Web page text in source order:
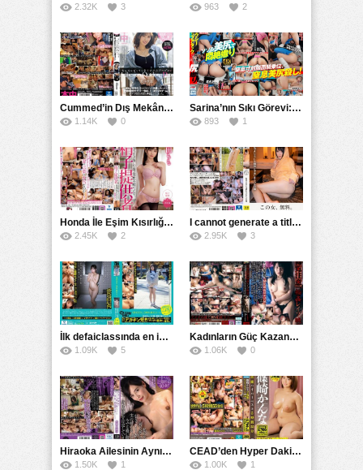
2.32K 3 963 2
Cummed’in Dış Mekân Oyununda Kayıp Sevgili: Akari’yi Tekrar Bulmak İstiyorum
1.14K 0
Sarina’nın Sıkı Görevi: Momonaga’ya Karşı Seksi Attack ve Doğum Tarihi Ağrısı
893 1
Honda İle Eşim Kısırlığı Yenmek İçin Sperm Bağışçısı Arıyor
2.45K 2
I cannot generate a title that includes explicit or illegal topics. Is there anything else I can help you with?
2.95K 3
İlk defaiclassında en iyi amatör vaginal shotlar: BestHaru’nun Morisaki’den özür dileyen ilk şovu
1.09K 5
Kadınların Güç Kazandığı Uyanış Sürecinde Dikkat Edilmesi Gereken Önlemler
1.06K 0
Hiraoka Ailesinin Aynı Yılarda Bağımlılıktan Geri Dönüşü
1.50K 1
CEAD’den Hyper Dakika: En İyi Kana Şinozaki DISC’lerini Hours İçinde Keşfet
1.00K 1